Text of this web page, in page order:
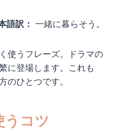
語訳： 一緒に暮らそう。
使うフレーズ。ドラマの
に登場します。これも
のひとつです。
うコツ